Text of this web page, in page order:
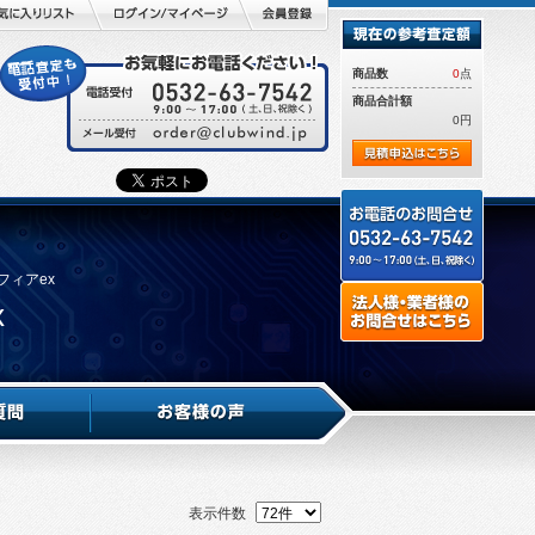
ィアex
表示件数
商品数 0点
商品合計額
0円